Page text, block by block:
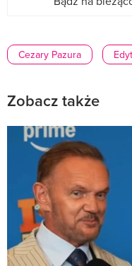
Cezary Pazura
Zobacz także